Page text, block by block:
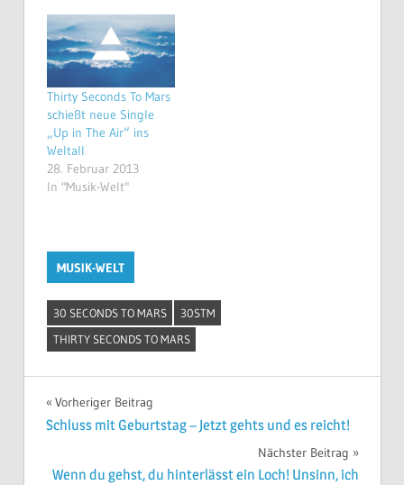
Thirty Seconds To Mars
schießt neue Single
„Up in The Air“ ins
Weltall
28. Februar 2013
In "Musik-Welt"
MUSIK-WELT
30 SECONDS TO MARS
30STM
THIRTY SECONDS TO MARS
Beitragsnavigation
Vorheriger Beitrag
Schluss mit Geburtstag – Jetzt gehts und es reicht!
Nächster Beitrag
Wenn du gehst, du hinterlässt ein Loch! Unsinn, ich